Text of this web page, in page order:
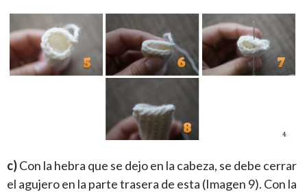
c)Con la hebra que se dejo en la cabeza, se debe cerrar
el agujero en la parte trasera de esta (Imagen 9). Con la